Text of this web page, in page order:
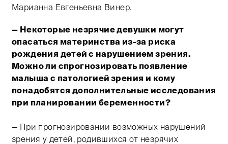
Марианна Евгеньевна Винер.
— Некоторые незрячие девушки могут
опасаться материнства из-за риска
рождения детей с нарушением зрения.
Можно ли спрогнозировать появление
малыша с патологией зрения и кому
понадобятся дополнительные исследования
при планировании беременности?
— При прогнозировании возможных нарушений
зрения у детей, родившихся от незрячих